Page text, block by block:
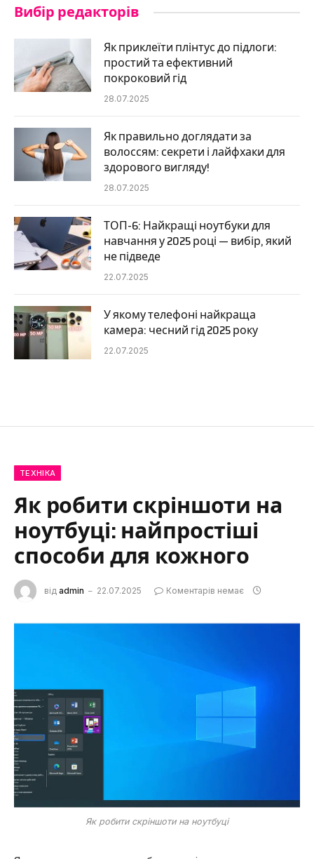
Вибір редакторів
Як приклеїти плінтус до підлоги:
простий та ефективний
покроковий гід
28.07.2025
Як правильно доглядати за
волоссям: секрети і лайфхаки для
здорового вигляду!
28.07.2025
ТОП-6: Найкращі ноутбуки для
навчання у 2025 році — вибір, який
не підведе
22.07.2025
У якому телефоні найкраща
камера: чесний гід 2025 року
22.07.2025
ТЕХНІКА
Як робити скріншоти на
ноутбуці: найпростіші
способи для кожного
від admin 22.07.2025 Коментарів немає
Як робити скріншоти на ноутбуці